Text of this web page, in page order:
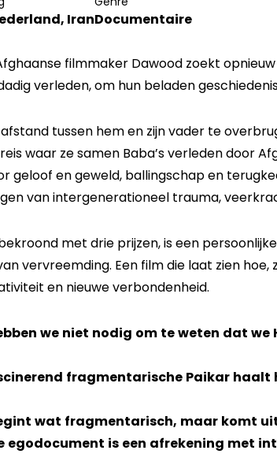
IranDocumentaire
filmmaker Dawood zoekt
verleden, om hun beladen
tussen hem en zijn vader te
waar ze samen Baba’s verleden door
geloof en geweld, ballingschap en
van intergenerationeel trauma,
bekroond met drie prijzen, is een
vervreemding. Een film die laat zien
en nieuwe verbondenheid.
we niet nodig om te weten dat
fragmentarische Paikar haalt
wat fragmentarisch, maar komt
egodocument is een afrekening met